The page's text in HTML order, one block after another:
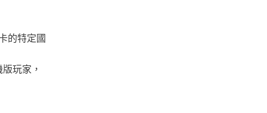
的特定國
玩家，